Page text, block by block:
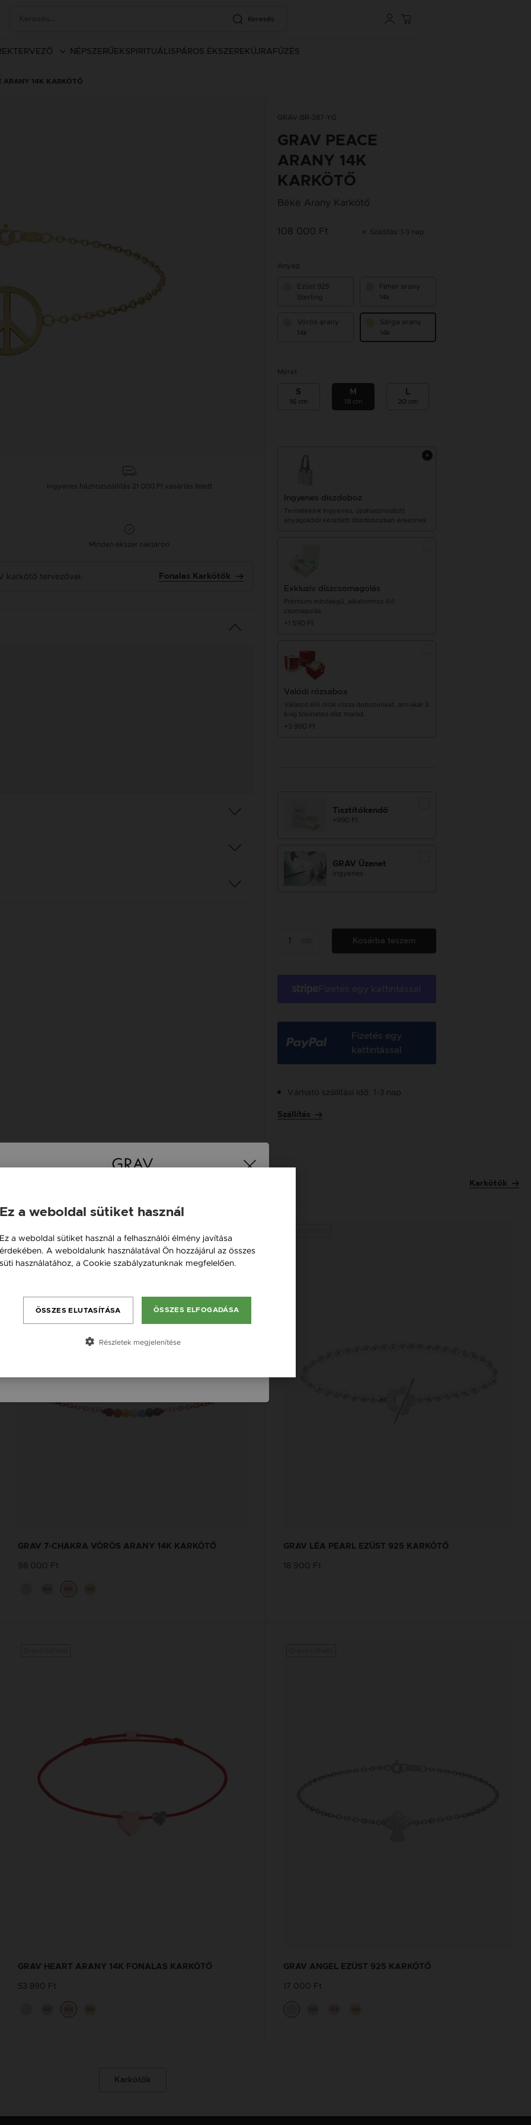
Keresés
TERVEZŐ NÉPSZERŰEK SPIRITUÁLIS PÁROS ÉKSZEREK ÚJRAFŰZÉS
ARANY 14K KARKÖTŐ
Ingyenes házhozszállítás 21 000 Ft vásárlás felett
Minden ékszer raktáron
karkötő tervezővel. Fonalas Karkötők
GRAV-BR-387-YG
GRAV PEACE
ARANY 14K
KARKÖTŐ
Béke Arany Karkötő
108 000 Ft Szállítás: 1-3 nap
Anyag
Ezüst 925
Sterling
Fehér arany
14k
Vörös arany
14k
Sárga arany
14k
Méret
S
16 cm
M
18 cm
L
20 cm
Ingyenes díszdoboz
Termékeink ingyenes, újrahasznosított
anyagokból készített díszdobozban érkeznek
Exkluzív díszcsomagolás
Prémium minőségű, alkalomhoz illő
csomagolás.
+1 590 Ft
Valódi rózsabox
Válaszd élő örök rózsa dobozunkat, ami akár 3
évig tökéletes dísz marad.
+3 990 Ft
Tisztítókendő
+990 Ft
GRAV Üzenet
ingyenes
Kosárba teszem
Fizetés egy
kattintással
Várható szállítási idő: 1-3 nap
Szállítás
Karkötők
GRAV 7-CHAKRA VÖRÖS ARANY 14K KARKÖTŐ
98 000 Ft
GRAV LÉA PEARL EZÜST 925 KARKÖTŐ
18 900 Ft
GRAV HEART ARANY 14K FONALAS KARKÖTŐ
53 890 Ft
GRAV ANGEL EZÜST 925 KARKÖTŐ
17 000 Ft
Karkötők
Österreich / AT
România / RO
Slovensko / SK
Ez a weboldal sütiket használ
Ez a weboldal sütiket használ a felhasználói élmény javítása
érdekében. A weboldalunk használatával Ön hozzájárul az összes
süti használatához, a Cookie szabályzatunknak megfelelően.
ÖSSZES ELFOGADÁSA
ÖSSZES ELUTASÍTÁSA
Részletek megjelenítése